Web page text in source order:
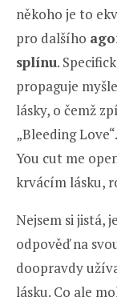
někoho je to
pro dalšího
splínu.
propaguje
lásky, o čemž
„Bleeding
You cut me
krvácím lásku,
Nejsem si jistá,
odpověď na
doopravdy
lásku. Co ale